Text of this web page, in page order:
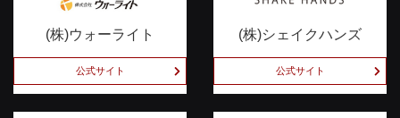
(株)ウォーライト
公式サイト
(株)シェイクハンズ
公式サイト